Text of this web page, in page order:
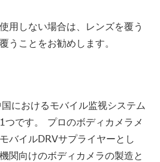
用しない場合は、レンズを覆う
うことをお勧めします。
におけるモバイル监视システム
つです。 プロのボディカメラメ
バイルDRVサプライヤーとし
関向けのボディカメラの製造と